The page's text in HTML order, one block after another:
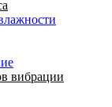
вибрации